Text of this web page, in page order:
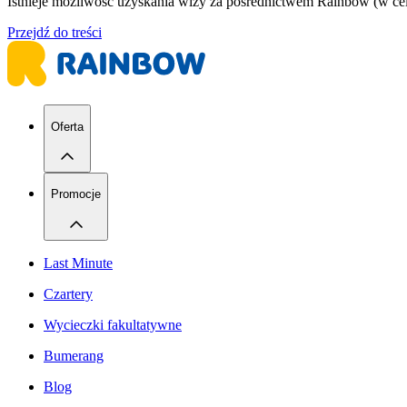
Przejdź do treści
Oferta
Promocje
Last Minute
Czartery
Wycieczki fakultatywne
Bumerang
Blog